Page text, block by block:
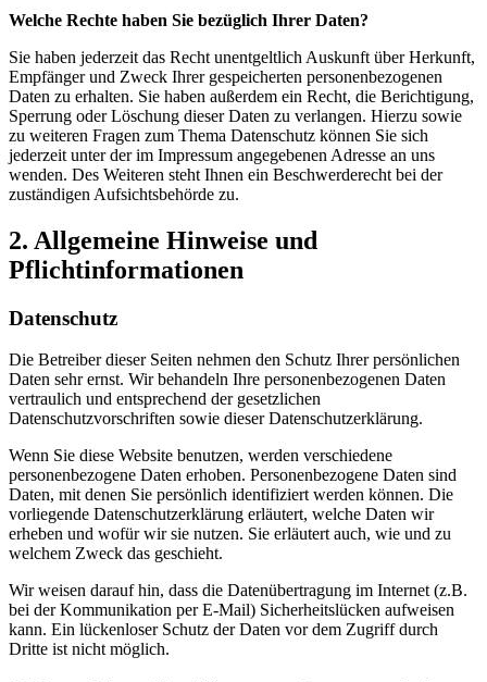
Welche Rechte haben Sie bezüglich Ihrer Daten?
Sie haben jederzeit das Recht unentgeltlich Auskunft über Herkunft,
Empfänger und Zweck Ihrer gespeicherten personenbezogenen
Daten zu erhalten. Sie haben außerdem ein Recht, die Berichtigung,
Sperrung oder Löschung dieser Daten zu verlangen. Hierzu sowie
zu weiteren Fragen zum Thema Datenschutz können Sie sich
jederzeit unter der im Impressum angegebenen Adresse an uns
wenden. Des Weiteren steht Ihnen ein Beschwerderecht bei der
zuständigen Aufsichtsbehörde zu.
2. Allgemeine Hinweise und
Pflichtinformationen
Datenschutz
Die Betreiber dieser Seiten nehmen den Schutz Ihrer persönlichen
Daten sehr ernst. Wir behandeln Ihre personenbezogenen Daten
vertraulich und entsprechend der gesetzlichen
Datenschutzvorschriften sowie dieser Datenschutzerklärung.
Wenn Sie diese Website benutzen, werden verschiedene
personenbezogene Daten erhoben. Personenbezogene Daten sind
Daten, mit denen Sie persönlich identifiziert werden können. Die
vorliegende Datenschutzerklärung erläutert, welche Daten wir
erheben und wofür wir sie nutzen. Sie erläutert auch, wie und zu
welchem Zweck das geschieht.
Wir weisen darauf hin, dass die Datenübertragung im Internet (z.B.
bei der Kommunikation per E-Mail) Sicherheitslücken aufweisen
kann. Ein lückenloser Schutz der Daten vor dem Zugriff durch
Dritte ist nicht möglich.